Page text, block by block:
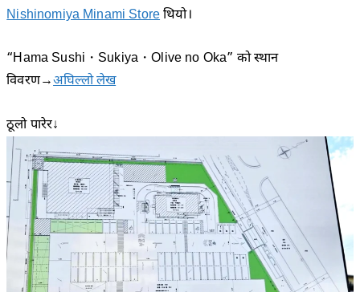
Nishinomiya Minami Storeथियो।
“Hama Sushi・Sukiya・Olive no Oka” को स्थान
विवरण→अघिल्लो लेख
ठूलो पारेर↓